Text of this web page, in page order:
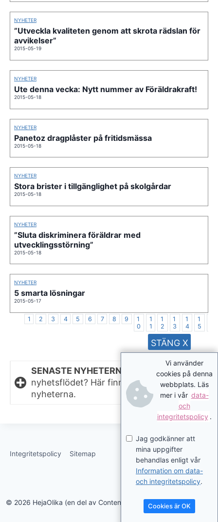
NYHETER
”Utveckla kvaliteten genom att skrota rädslan för
avvikelser”
2015-05-19
NYHETER
Ute denna vecka: Nytt nummer av Föräldrakraft!
2015-05-18
NYHETER
Panetoz dragplåster på fritidsmässa
2015-05-18
NYHETER
Stora brister i tillgänglighet på skolgårdar
2015-05-18
NYHETER
”Sluta diskriminera föräldrar med
utvecklingsstörning”
2015-05-18
NYHETER
5 smarta lösningar
2015-05-17
1 2 3 4 5 6 7 8 9
1
0
1
1
1
2
1
3
1
4
1
5
SENASTE NYHETERNA.
Missat något i
nyhetsflödet? Här finns de senaste
nyheterna.
Integritetspolicy Sitemap
© 2026 HejaOlika (en del av Contentverkstan.se)
Vi använder
cookies på denna
webbplats. Läs
mer i vår data-
och
integritetspolicy .
Jag godkänner att
mina uppgifter
behandlas enligt vår
Information om data-
och integritetspolicy.
Cookies är OK
STÄNG X